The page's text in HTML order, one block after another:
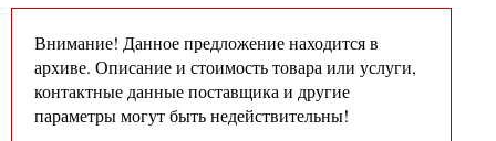
Внимание! Данное предложение находится в
архиве. Описание и стоимость товара или услуги,
контактные данные поставщика и другие
параметры могут быть недействительны!